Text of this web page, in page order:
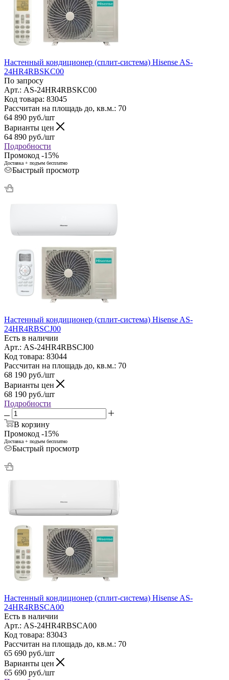
Настенный кондиционер (сплит-система) Hisense AS-
24HR4RBSKC00
По запросу
Арт.: AS-24HR4RBSKC00
Код товара: 83045
Рассчитан на площадь до, кв.м.: 70
64 890 руб./шт
Варианты цен
64 890 руб./шт
Подробности
Промокод -15%
Доставка + подъем бесплатно
Быстрый просмотр
Настенный кондиционер (сплит-система) Hisense AS-
24HR4RBSCJ00
Есть в наличии
Арт.: AS-24HR4RBSCJ00
Код товара: 83044
Рассчитан на площадь до, кв.м.: 70
68 190 руб./шт
Варианты цен
68 190 руб./шт
Подробности
В корзину
Промокод -15%
Доставка + подъем бесплатно
Быстрый просмотр
Настенный кондиционер (сплит-система) Hisense AS-
24HR4RBSCA00
Есть в наличии
Арт.: AS-24HR4RBSCA00
Код товара: 83043
Рассчитан на площадь до, кв.м.: 70
65 690 руб./шт
Варианты цен
65 690 руб./шт